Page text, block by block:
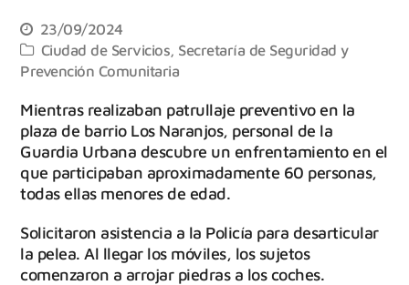
23/09/2024
Ciudad de Servicios Secretaría de Seguridad y
Prevención Comunitaria
Mientras realizaban patrullaje preventivo en la
plaza de barrio Los Naranjos, personal de la
Guardia Urbana descubre un enfrentamiento en el
que participaban aproximadamente 60 personas,
todas ellas menores de edad.
Solicitaron asistencia a la Policía para desarticular
la pelea. Al llegar los móviles, los sujetos
comenzaron a arrojar piedras a los coches.